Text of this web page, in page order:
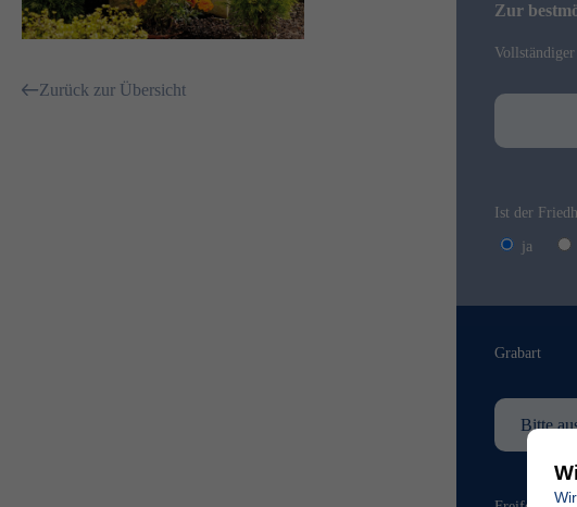
Zurück zur Übersicht
Zur
Vollständiger
Ist der
ja
Grabart